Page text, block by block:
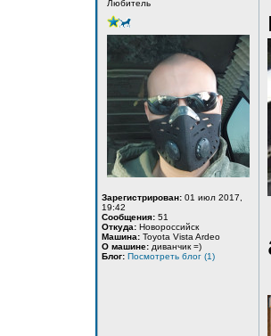
Любитель
Зарегистрирован: 01 июл 2017,
19:42
Сообщения: 51
Откуда: Новороссийск
Машина: Toyota Vista Ardeo
О машине: диванчик =)
Блог: Посмотреть блог (1)